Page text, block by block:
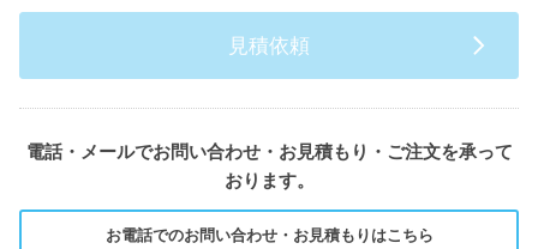
見積依頼
電話・メールでお問い合わせ・お見積もり・ご注文を承って
おります。
お電話でのお問い合わせ・お見積もりはこちら